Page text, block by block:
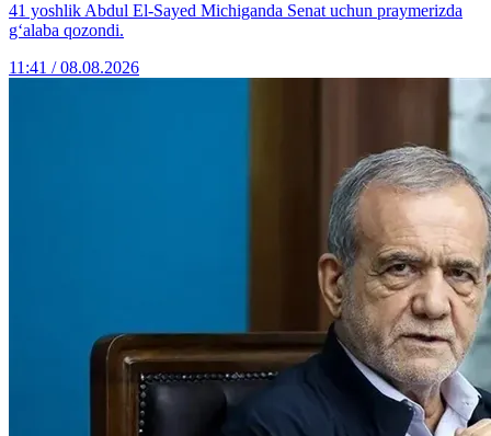
41 yoshlik Abdul El-Sayed Michiganda Senat uchun praymerizda
g‘alaba qozondi.
11:41 / 08.08.2026